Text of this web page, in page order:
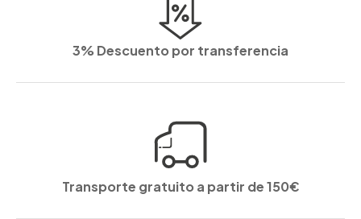
3% Descuento por transferencia
Transporte gratuito a partir de 150€